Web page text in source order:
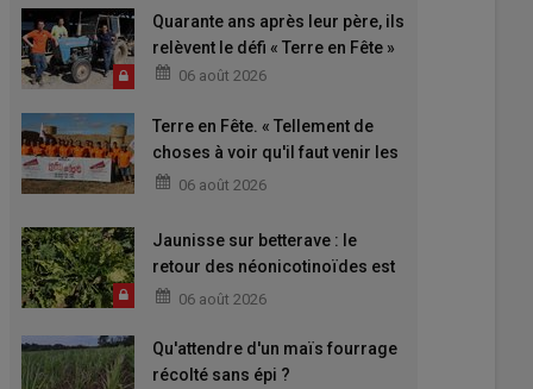
Quarante ans après leur père, ils
relèvent le défi « Terre en Fête »
06 août 2026
Terre en Fête. « Tellement de
choses à voir qu'il faut venir les
deux jours »
06 août 2026
Jaunisse sur betterave : le
retour des néonicotinoïdes est
attendu
06 août 2026
Qu'attendre d'un maïs fourrage
récolté sans épi ?